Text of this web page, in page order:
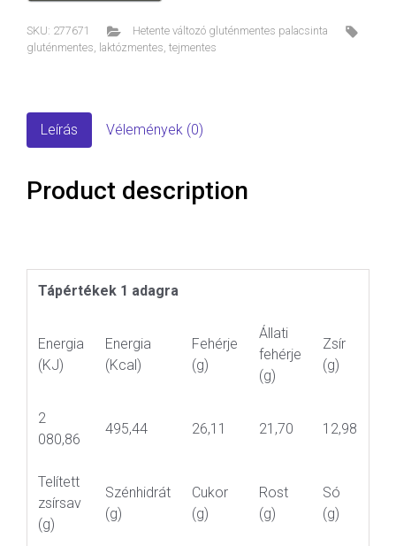
SKU: 277671
Hetente változó gluténmentes palacsinta
gluténmentes, laktózmentes, tejmentes
Leírás Vélemények (0)
Product description
Tápértékek 1 adagra
Energia
(KJ)
Energia
(Kcal)
Fehérje
(g)
Állati
fehérje
(g)
Zsír
(g)
2
080,86
495,44 26,11 21,70 12,98
Telített
zsírsav
(g)
Szénhidrát
(g)
Cukor
(g)
Rost
(g)
Só
(g)